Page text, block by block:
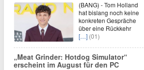
(BANG) - Tom Holland
hat bislang noch keine
konkreten Gespräche
über eine Rückkehr
[…] (01)
„Meat Grinder: Hotdog Simulator“
erscheint im August für den PC